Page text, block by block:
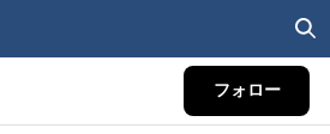
フォロー